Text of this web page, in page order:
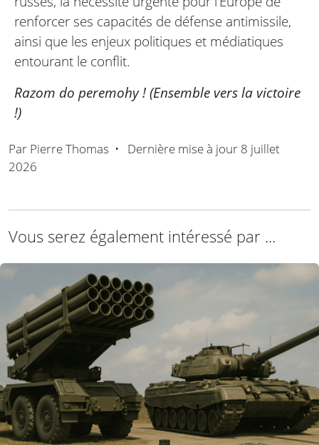
renforcer ses capacités de défense antimissile,
ainsi que les enjeux politiques et médiatiques
entourant le conflit.
Razom do peremohy ! (Ensemble vers la victoire
!)
Par Pierre Thomas • Dernière mise à jour 8 juillet
2026
Vous serez également intéressé par ...